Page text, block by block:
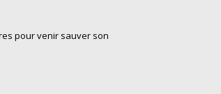
pour venir sauver son